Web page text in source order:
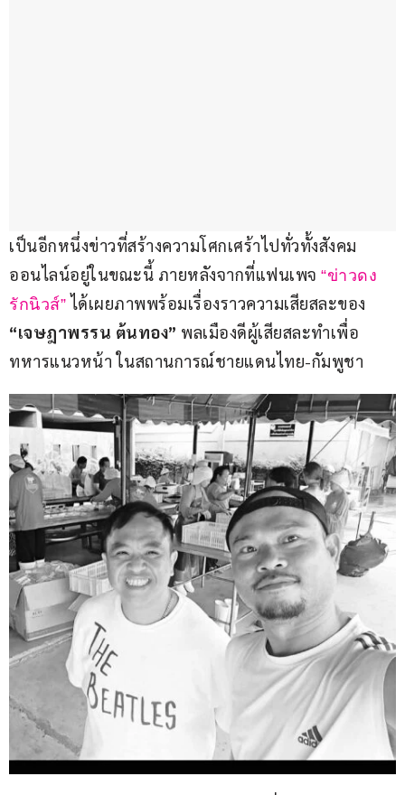
เป็นอีกหนึ่งข่าวที่สร้างความโศกเศร้าไปทั่วทั้งสังคม
ออนไลน์อยู่ในขณะนี้ ภายหลังจากที่แฟนเพจ “ข่าวดง
รักนิวส์” ได้เผยภาพพร้อมเรื่องราวความเสียสละของ
“เจษฎาพรรน ต้นทอง” พลเมืองดีผู้เสียสละทำเพื่อ
ทหารแนวหน้า ในสถานการณ์ชายแดนไทย-กัมพูชา